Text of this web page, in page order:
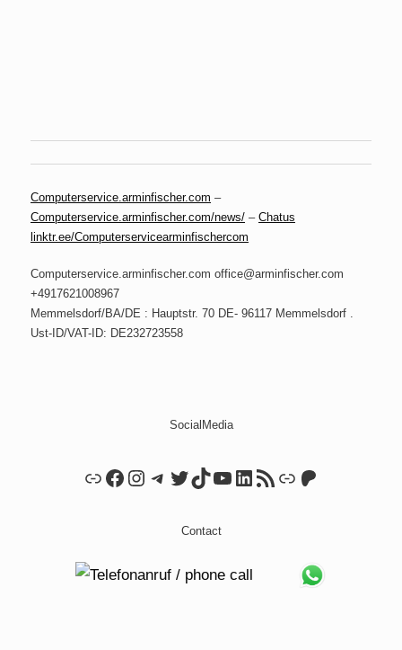
Computerservice.arminfischer.com –
Computerservice.arminfischer.com/news/ – Chatus
linktr.ee/Computerservicearminfischercom
Computerservice.arminfischer.com office@arminfischer.com
+4917621008967
Memmelsdorf/BA/DE : Hauptstr. 70 DE- 96117 Memmelsdorf .
Ust-ID/VAT-ID: DE232723558
SocialMedia
LinkFacebook
Instagram
Telegram
Twitter
TikTok
YouTube
LinkedIn
RSS Feed
LinkPatreon
Contact